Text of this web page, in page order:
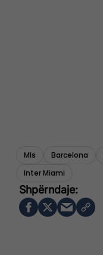
Mls Barcelona
Inter Miami